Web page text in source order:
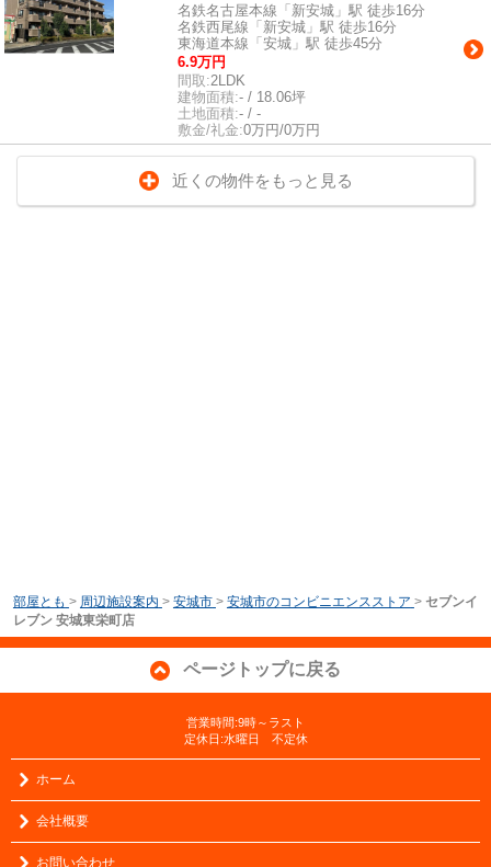
名鉄名古屋本線「新安城」駅 徒歩16分
名鉄西尾線「新安城」駅 徒歩16分
東海道本線「安城」駅 徒歩45分
6.9万円
間取:2LDK
建物面積:- / 18.06坪
土地面積:- / -
敷金/礼金:0万円/0万円
近くの物件をもっと見る
部屋とも > 周辺施設案内 > 安城市 > 安城市のコンビニエンスストア > セブンイ
レブン 安城東栄町店
ページトップに戻る
営業時間:9時～ラスト
定休日:水曜日 不定休
ホーム
会社概要
お問い合わせ